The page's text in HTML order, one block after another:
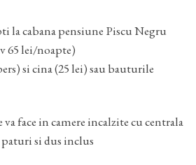
la cabana pensiune Piscu Negru
65 lei/noapte)
si cina (25 lei) sau bauturile
va face in camere incalzite cu centrala
si dus inclus